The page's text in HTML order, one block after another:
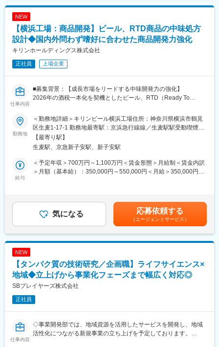
【具体的な業務例】
・機能性素材の研究業務（スクリーニング、機能発現評価、安全
・大学・公的機関・研究機関との共同研究推進・技術的窓口対応
・機能性表示食品の届出資料作成・申請対応（経験に応じて）
・研究成果を活用した社内（開発・マーケ）との連携
す。
■組織構成
開発研究所（約67名）
└ 基盤技術開発グループ（7名）
能性素材研究担当：2名体制（うち1名欠員補充）
表示を経て最終的に製品として世の中に届く。その手応えを一貫
して実感できる研究ポジションです。少数精鋭環境のため、研究
者としての専門性だけでなく、視野を広げたキャリア形成が可能
NEW
【横浜工場：商品開発】ビール、RTD商品の中味処方
設計◆国内外問わず嗜好に合わせた商品開発力強化
キリンホールディングス株式会社
正社員 上場企業
仕事内容
■募集背景：【成長市場をリードする中味開発力の強化】
2026年の酒税一本化を契機としたビール、RTD（Ready To
ランド強化を急務としています。国内、国外関わらず、嗜好に合
わせた商品開発力で国内市場のリーダーシップを盤石にすると共
に、グローバル展開を中味開発の観点から推進するため、経験者
の募集を実施しております。
■ミッション：【お客様の期待を超える「おいしさ」でビール、
RTD市場の未来とグローバル展開を牽引】
ルなどの新ブランドや海外戦略）とRTD市場において、お客様の
期待を超える「おいしさ」を追求し、キリンが掲げる「食と健
康」の新たなよろこびを世界に広げ、「よろこびがつなぐ世界
の中味開発（処方開発～アセスメント～工場立ち会いまでの一連
の業務）
(2)RTDの海外氷結の中味開発及び現地とのコミュニケーション、
(4)酒税業務、特許出願、安全衛生活動、品質事故防止活動他
勤務地
＜勤務地詳細＞キリンビール横浜工場住所：神奈川県横浜市鶴見
区生麦1-17-1 勤務地最寄駅：京浜急行線線／生麦駅駅受動喫煙対
策：屋内全面禁煙変更の範囲：会社の定める事業所（リモートワ
ーク含む）
【最寄り駅】
生麦駅、京急新子安駅、新子安駅
給与
＜予定年収＞700万円～1,100万円＜賃金形態＞月給制＜賃金内訳
＞月額（基本給）：350,000円～550,000円＜月給＞350,000円～
あり、選考を通じて上下する可能性があります。月給(月額)は固定
手当を含めた表記です。
気になる 応募依頼する
（エージェントサービス）
NEW
【タンパク質の技術研究／企画職】ライフサイエンス×
地域◆立上げから事業化フェーズまで幅広く対応◎
SBプレイヤーズ株式会社
正社員
仕事内容
◇事業開発部では、地域資源を活用したサービスを開発し、地域
活性化につながる新規事業の立ち上げを予定しております。